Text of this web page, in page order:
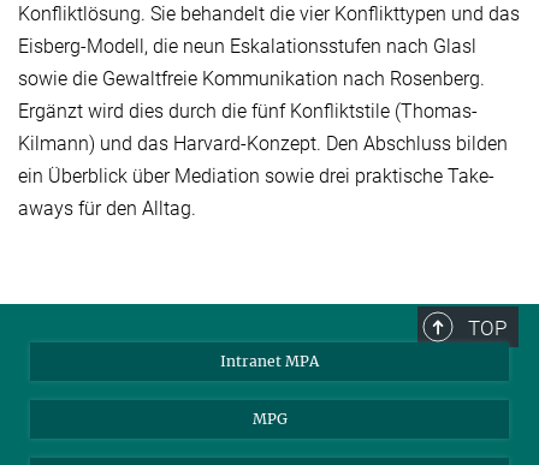
Konfliktlösung. Sie behandelt die vier Konflikttypen und das
Eisberg-Modell, die neun Eskalationsstufen nach Glasl
sowie die Gewaltfreie Kommunikation nach Rosenberg.
Ergänzt wird dies durch die fünf Konfliktstile (Thomas-
Kilmann) und das Harvard-Konzept. Den Abschluss bilden
ein Überblick über Mediation sowie drei praktische Take-
aways für den Alltag.
TOP
Intranet MPA
MPG